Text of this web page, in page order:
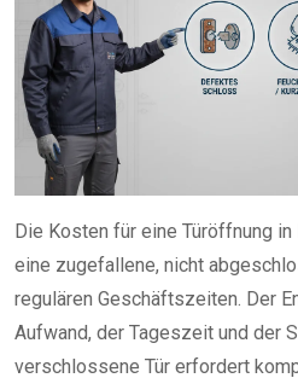
Die Kosten für eine Türöffnung
eine zugefallene, nicht
regulären Geschäftszeiten. Der
Aufwand, der Tageszeit und der
verschlossene Tür erfordert